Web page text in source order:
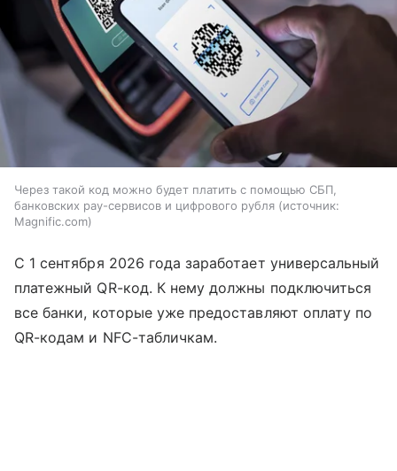
Через такой код можно будет платить с помощью СБП,
банковских pay-сервисов и цифрового рубля
источник:
Magnific.com
С 1 сентября 2026 года заработает универсальный
платежный QR-код. К нему должны подключиться
все банки, которые уже предоставляют оплату по
QR-кодам и NFC-табличкам.